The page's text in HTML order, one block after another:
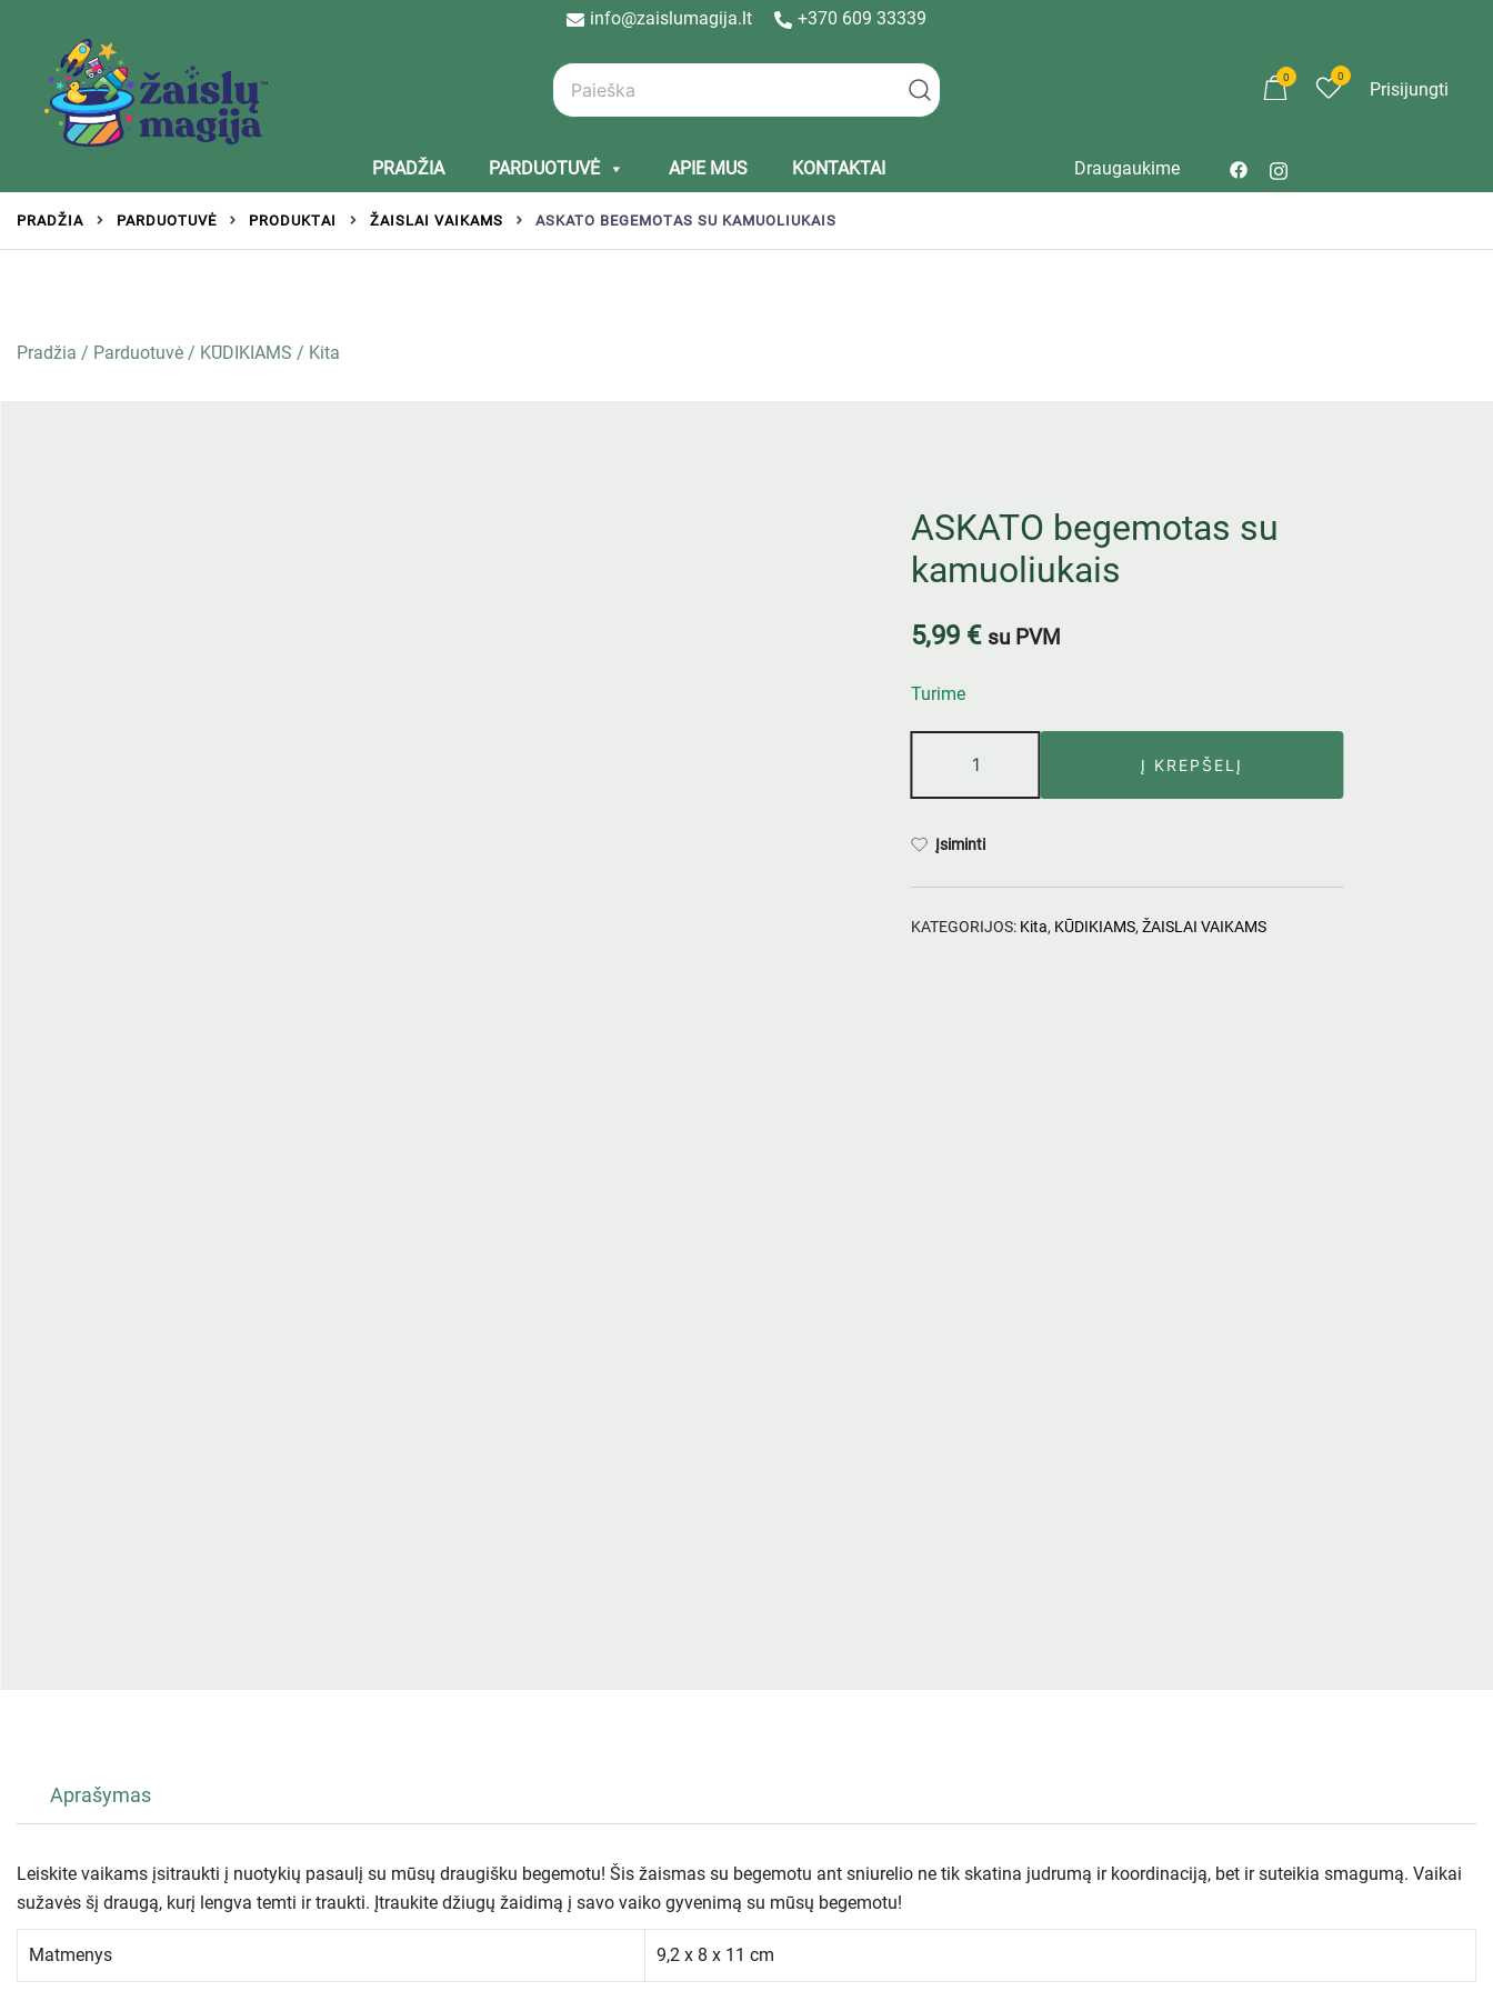
info@zaislumagija.lt +370 609 33339
Zaislumagija.lt – žaislų parduotuvė vaikams
Žaislai tinkantys įvairaus amžiaus vaikams
0 0
Prisijungti
PRADŽIA PARDUOTUVĖ APIE MUS KONTAKTAI Draugaukime
PRADŽIA PARDUOTUVĖ PRODUKTAI ŽAISLAI VAIKAMS ASKATO BEGEMOTAS SU KAMUOLIUKAIS
Pradžia / Parduotuvė / KŪDIKIAMS / Kita
ASKATO begemotas su
kamuoliukais
5,99 € su PVM
Turime
Į KREPŠELĮ
Įsiminti
KATEGORIJOS: Kita, KŪDIKIAMS, ŽAISLAI VAIKAMS
Aprašymas
Leiskite vaikams įsitraukti į nuotykių pasaulį su mūsų draugišku begemotu! Šis žaismas su begemotu ant sniurelio ne tik skatina judrumą ir koordinaciją, bet ir suteikia smagumą. Vaikai
sužavės šį draugą, kurį lengva temti ir traukti. Įtraukite džiugų žaidimą į savo vaiko gyvenimą su mūsų begemotu!
Matmenys 9,2 x 8 x 11 cm